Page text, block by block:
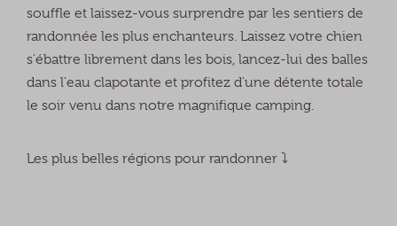
souffle et laissez-vous surprendre par les sentiers de
randonnée les plus enchanteurs. Laissez votre chien
s'ébattre librement dans les bois, lancez-lui des balles
dans l'eau clapotante et profitez d'une détente totale
le soir venu dans notre magnifique camping.
Les plus belles régions pour randonner ⤵